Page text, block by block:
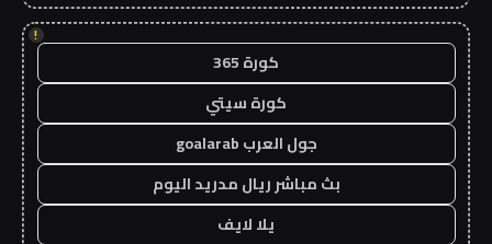
!
كورة 365
كورة سيتي
جول العرب goalarab
بث مباشر ريال مدريد اليوم
يلا لايف